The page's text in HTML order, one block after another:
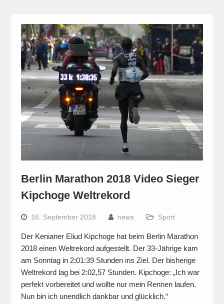
Berlin Marathon 2018 Video Sieger
Kipchoge Weltrekord
16. September 2018 news Sport
Der Kenianer Eliud Kipchoge hat beim Berlin Marathon
2018 einen Weltrekord aufgestellt. Der 33-Jährige kam
am Sonntag in 2:01:39 Stunden ins Ziel. Der bisherige
Weltrekord lag bei 2:02,57 Stunden. Kipchoge: „Ich war
perfekt vorbereitet und wollte nur mein Rennen laufen.
Nun bin ich unendlich dankbar und glücklich.“